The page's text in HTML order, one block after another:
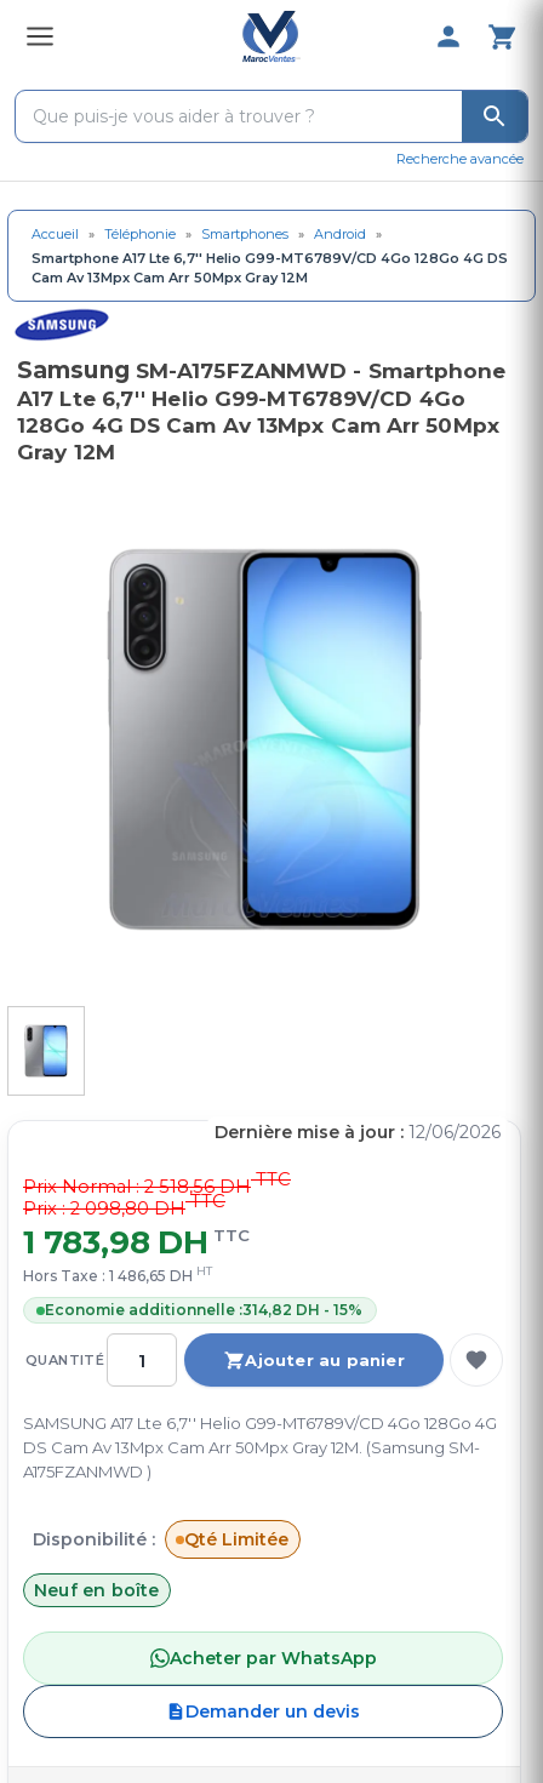
0 Produit
Recherche avancée
Accueil » Téléphonie » Smartphones » Android
»
Smartphone A17 Lte 6,7'' Helio G99-MT6789V/CD 4Go 128Go 4G DS
Cam Av 13Mpx Cam Arr 50Mpx Gray 12M
Samsung SM-A175FZANMWD - Smartphone
A17 Lte 6,7'' Helio G99-MT6789V/CD 4Go
128Go 4G DS Cam Av 13Mpx Cam Arr 50Mpx
Gray 12M
QUANTITÉ Ajouter au panier
Prix Normal :2 518,56 DHTTC
Prix : 2 098,80 DHTTC
1 783,98 DH TTC
Hors Taxe : 1 486,65 DH HT
Economie additionnelle :314,82 DH - 15%
SAMSUNG A17 Lte 6,7'' Helio G99-MT6789V/CD 4Go 128Go 4G
DS Cam Av 13Mpx Cam Arr 50Mpx Gray 12M. (Samsung SM-
A175FZANMWD )
Disponibilité : Qté Limitée
Dernière mise à jour : 12/06/2026
Neuf en boîte
Acheter par WhatsApp
Demander un devis